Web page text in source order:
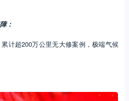
：
计超200万公里无大修案例，极端气候